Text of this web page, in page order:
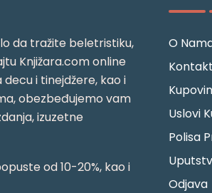
da tražite beletristiku,
Knjižara.com online
i tinejdžere, kao i
obezbeđujemo vam
izuzetne
od 10-20%, kao i
O
Kontakt
Uslovi
Polisa
Odjava